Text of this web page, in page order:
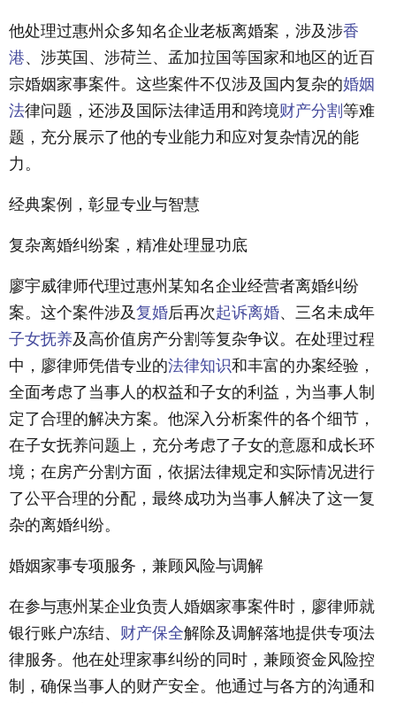
他处理过惠州众多知名企业老板离婚案，涉及涉香
港、涉英国、涉荷兰、孟加拉国等国家和地区的近百
宗婚姻家事案件。这些案件不仅涉及国内复杂的婚姻
法律问题，还涉及国际法律适用和跨境财产分割 等难
题，充分展示了他的专业能力和应对复杂情况的能
力。
经典案例，彰显专业与智慧
复杂离婚纠纷案，精准处理显功底
廖宇威律师代理过惠州某知名企业经营者离婚纠纷
案。这个案件涉及复婚后再次起诉离婚、三名未成年
子女抚养及高价值房产分割等复杂争议。在处理过程
中，廖律师凭借专业的法律知识和丰富的办案经验，
全面考虑了当事人的权益和子女的利益，为当事人制
定了合理的解决方案。他深入分析案件的各个细节，
在子女抚养问题上，充分考虑了子女的意愿和成长环
境；在房产分割方面，依据法律规定和实际情况进行
了公平合理的分配，最终成功为当事人解决了这一复
杂的离婚纠纷。
婚姻家事专项服务，兼顾风险与调解
在参与惠州某企业负责人婚姻家事案件时，廖律师就
银行账户冻结、 财产保全解除及调解落地提供专项法
律服务。他在处理家事纠纷的同时，兼顾资金风险控
制，确保当事人的财产安全。他通过与各方的沟通和